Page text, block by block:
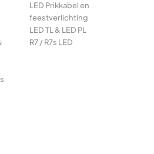
LED Prikkabel en
feestverlichting
LED TL & LED PL
R7 / R7s LED